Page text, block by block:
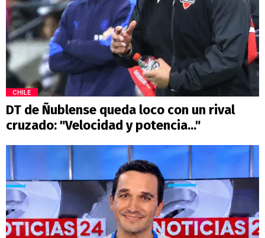
CHILE
DT de Ñublense queda loco con un rival
cruzado: "Velocidad y potencia..."